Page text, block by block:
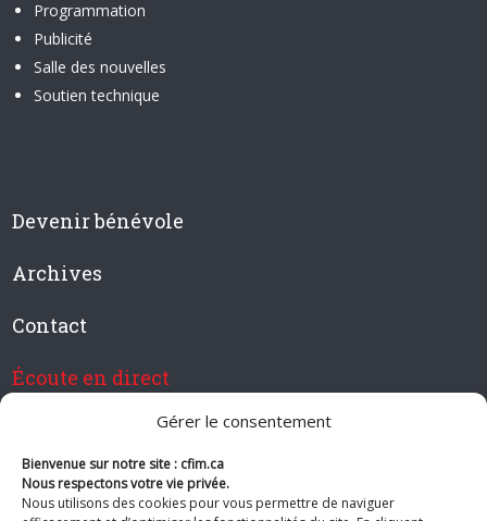
Gérer le consentement
Bienvenue sur notre site : cfim.ca
Nous respectons votre vie privée.
Nous utilisons des cookies pour vous permettre de naviguer
Programmation
Publicité
Salle des nouvelles
Soutien technique
Devenir bénévole
Archives
Contact
Écoute en direct
Devenir membre de CFIM